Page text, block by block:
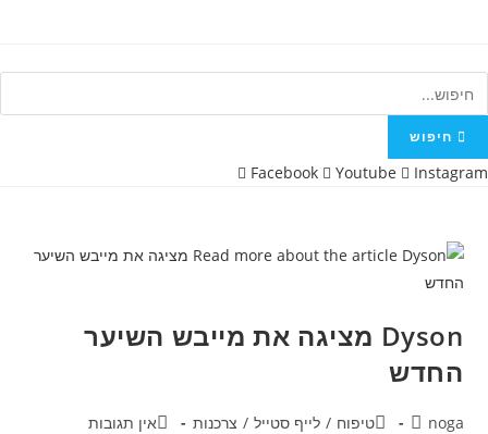
content
חיפוש
Facebook Youtube Instagram
Dyson מציגה את מייבש השיער
החדש
מחבר:
noga קטגוריה:
טיפוח / לייף סטייל / צרכנות תגובות:
אין תגובות